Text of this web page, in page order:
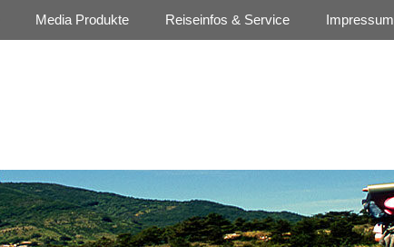
Media Produkte Reiseinfos & Service Impressum